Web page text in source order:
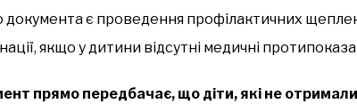
документа є проведення профілактичних
якщо у дитини відсутні медичні
прямо передбачає, що діти, які не